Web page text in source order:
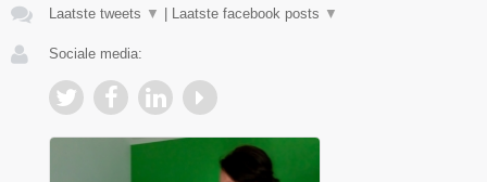
Laatste tweets ▼ Laatste facebook posts ▼
Sociale media: